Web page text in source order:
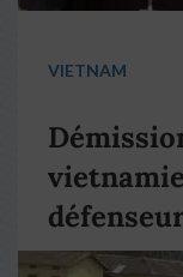
VIETNAM
pape